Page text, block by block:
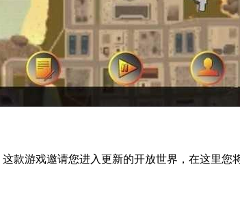
游戏邀请您进入更新的开放世界，在这里您